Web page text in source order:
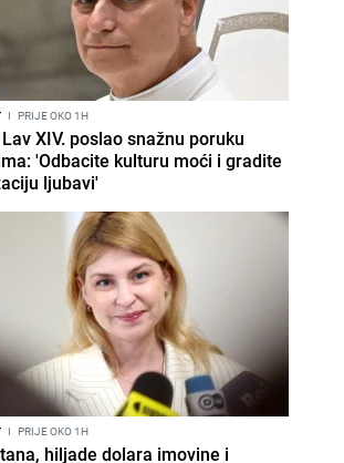
I PRIJE OKO 1H
XIV. poslao snažnu poruku
'Odbacite kulturu moći i gradite
ljubavi'
I PRIJE OKO 1H
hiljade dolara imovine i